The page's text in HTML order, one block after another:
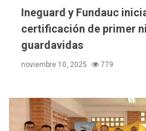
Ineguard y Fundauc
certificación de primer
guardavidas
noviembre 10, 2025 779